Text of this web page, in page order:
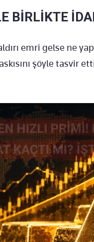
BİRLİKTE
emri gelse ne
şöyle tasvir